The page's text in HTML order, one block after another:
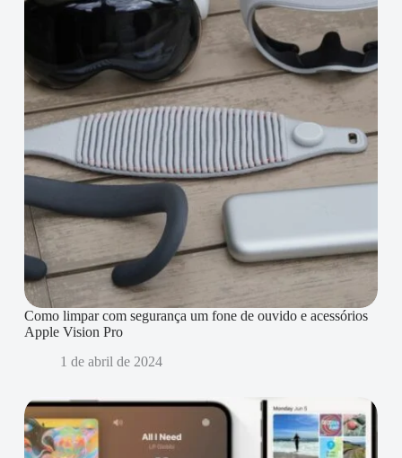
Como limpar com segurança um fone de ouvido e acessórios
Apple Vision Pro
1 de abril de 2024